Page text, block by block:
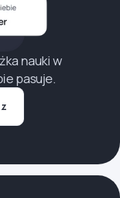
nauki w
pasuje.